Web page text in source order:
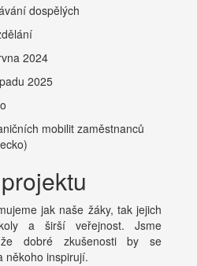
dospělých
2024
2025
mobilit zaměstnanců
jak naše žáky, tak jejich
a širší veřejnost. Jsme
dobré zkušenosti by se
někoho inspirují.